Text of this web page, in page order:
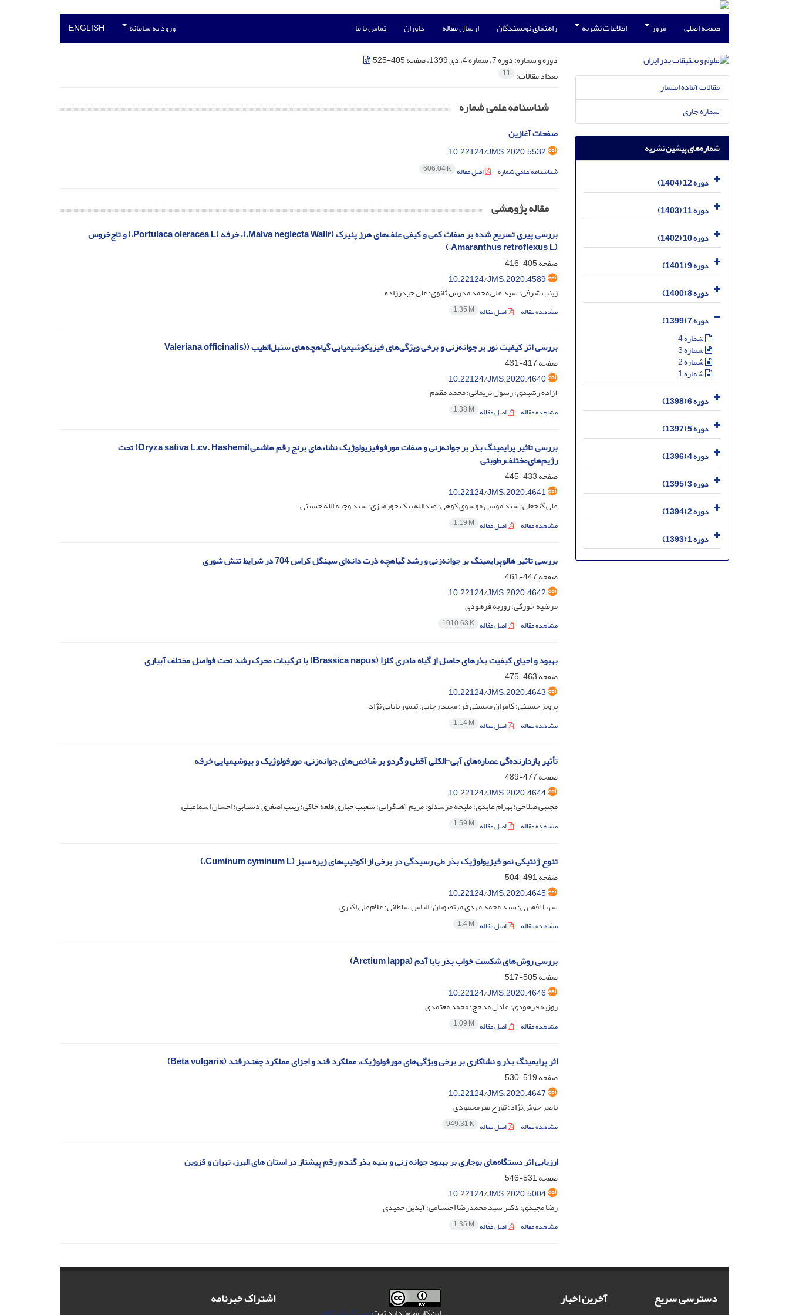
صفحه اصلی مرور اطلاعات نشریه راهنمای نویسندگان ارسال مقاله داوران تماس با ما ورود به سامانه ENGLISH
دوره و شماره:دوره 7، شماره 4، دی 1399، صفحه 405-525
تعداد مقالات: 11
شناسنامه علمی شماره
صفحات آغازین
10.22124/JMS.2020.5532
شناسنامه علمی شماره اصل مقاله 606.04 K
مقاله پژوهشی
بررسی پیری تسریع شده بر صفات کمی و کیفی علف‌های هرز پنیرک (Malva neglecta Wallr.)، خرفه (Portulaca oleracea L.) و تاج‌خروس
(Amaranthus retroflexus L.)
صفحه405-416
10.22124/JMS.2020.4589
زینب شرفی؛ سید علی محمد مدرس ثانوی؛ علی حیدرزاده
مشاهده مقاله اصل مقاله 1.35 M
بررسی اثر کیفیت نور بر جوانه‌زنی و برخی ویژگی‌های فیزیکوشیمیایی گیاهچه‌های سنبل‌الطیب ((Valeriana officinalis
صفحه417-431
10.22124/JMS.2020.4640
آزاده رشیدی؛ رسول نریمانی؛ محمد مقدم
مشاهده مقاله اصل مقاله 1.38 M
بررسی تاثیر پرایمینگ بذر بر جوانه‌زنی و صفات مورفوفیزیولوژیک نشاءهای برنج رقم هاشمی(Oryza sativa L.cv. Hashemi) تحت
رژیم‌های‌مختلف‌رطوبتی
صفحه433-445
10.22124/JMS.2020.4641
علی گنجعلی؛ سید موسی موسوی کوهی؛ عبدالله بیک خورمیزی؛ سید وجیه الله حسینی
مشاهده مقاله اصل مقاله 1.19 M
بررسی تاثیر هالوپرایمینگ بر جوانه‌زنی و رشد گیاهچه ذرت دانه‌ای سینگل کراس 704 در شرایط تنش شوری
صفحه447-461
10.22124/JMS.2020.4642
مرضیه خورکی؛ روزبه فرهودی
مشاهده مقاله اصل مقاله 1010.63 K
بهبود و احیای کیفیت بذرهای حاصل از گیاه مادری کلزا (Brassica napus) با ترکیبات محرک رشد تحت فواصل‏ مختلف آبیاری
صفحه463-475
10.22124/JMS.2020.4643
پرویز حسینی؛ کامران محسنی ‏فر؛ مجید رجایی؛ تیمور بابایی نژاد
مشاهده مقاله اصل مقاله 1.14 M
تأثیر بازدارنده‌گی عصاره‌های آبی-الکلی آقطی و گردو بر شاخص‌های جوانه‌زنی، مورفولوژیک و بیوشیمیایی خرفه
صفحه477-489
10.22124/JMS.2020.4644
مجتبی صلاحی؛ بهرام عابدی؛ ملیحه مرشدلو؛ مریم آهنگرانی؛ شعیب جباری قلعه خاکی؛ زینب اصغری دشتابی؛ احسان اسماعیلی
مشاهده مقاله اصل مقاله 1.59 M
تنوع ژنتیکی نمو فیزیولوژیک بذر طی رسیدگی در برخی از اکوتیپ‌های زیره‌ سبز (Cuminum cyminum L.)
صفحه491-504
10.22124/JMS.2020.4645
سهیلا فقیهی؛ سید محمد مهدی مرتضویان؛ الیاس سلطانی؛ غلام‌‌علی اکبری
مشاهده مقاله اصل مقاله 1.4 M
بررسی روش‌های شکست خواب بذر بابا آدم (Arctium lappa)
صفحه505-517
10.22124/JMS.2020.4646
روزبه فرهودی؛ عادل مدحج؛ محمد معتمدی
مشاهده مقاله اصل مقاله 1.09 M
اثر پرایمینگ بذر و نشاکاری بر برخی ویژگی‌های مورفولوژیک، عملکرد قند و اجزای عملکرد چغندرقند (Beta vulgaris)
صفحه519-530
10.22124/JMS.2020.4647
ناصر خوش‌نژاد؛ تورج میرمحمودی
مشاهده مقاله اصل مقاله 949.31 K
ارزیابی اثر دستگاه‌های بوجاری بر بهبود جوانه زنی و بنیه بذر گندم رقم پیشتاز در استان های البرز، تهران و قزوین
صفحه531-546
10.22124/JMS.2020.5004
رضا مجیدی؛ دکتر سید محمدرضا احتشامی؛ آیدین حمیدی
مشاهده مقاله اصل مقاله 1.35 M
مقالات آماده انتشار
شماره جاری
شماره‌های پیشین نشریه
دوره 12 (1404)
دوره 11 (1403)
دوره 10 (1402)
دوره 9 (1401)
دوره 8 (1400)
دوره 7 (1399)
شماره 4
شماره 3
شماره 2
شماره 1
دوره 6 (1398)
دوره 5 (1397)
دوره 4 (1396)
دوره 3 (1395)
دوره 2 (1394)
دوره 1 (1393)
دسترسی سریع آخرین اخبار اشتراک خبرنامه